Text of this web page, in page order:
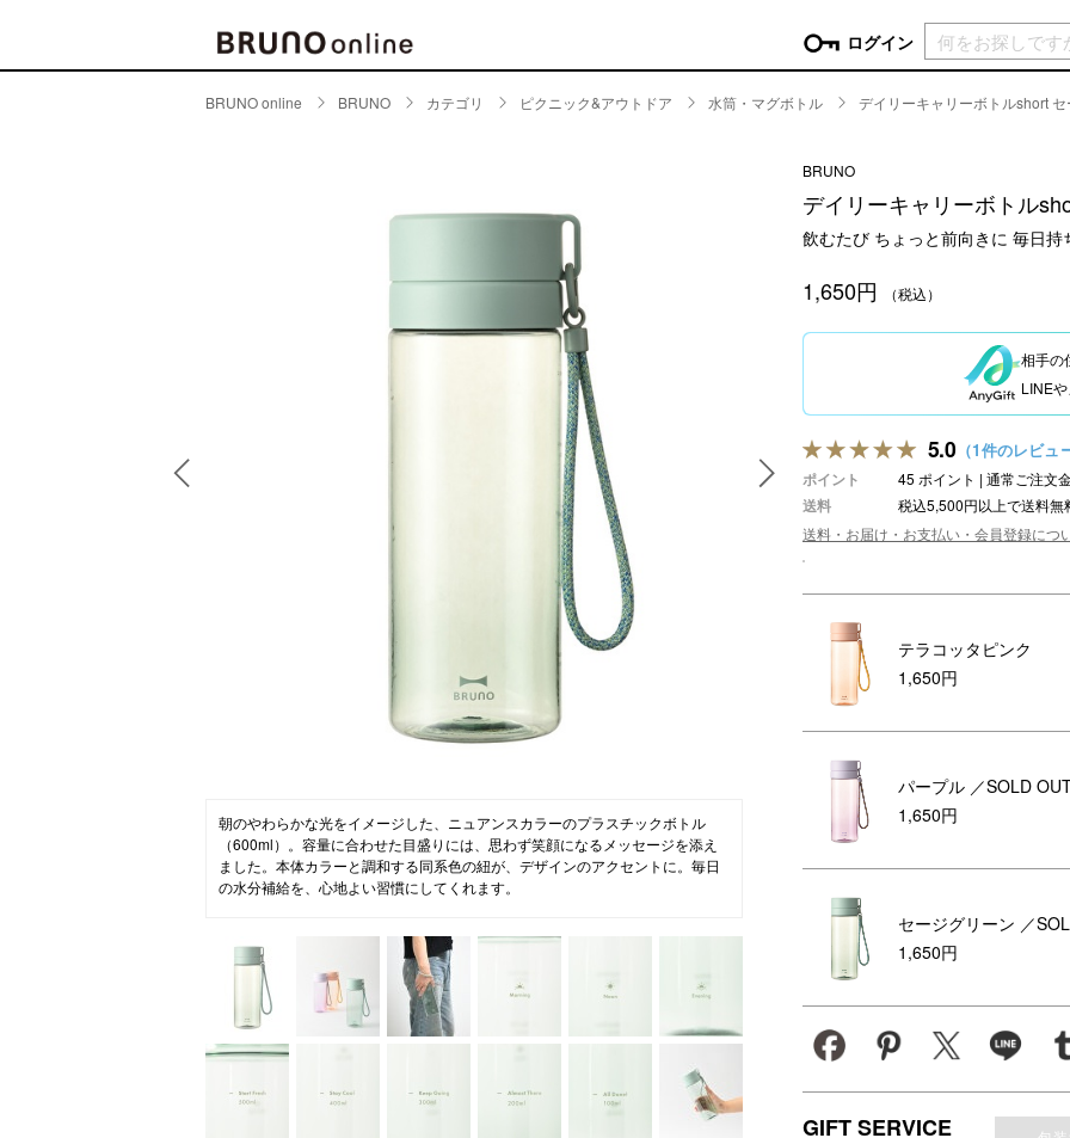
ログイン
ログイン
現在
キッチン家電
キッチンツール
キッチンファブリック
インテリア
家具・収納
ピクニックアイテム
ランチボックス・弁当箱
ランチバッグ・クーラートート
その他ピクニックアイテム
スキンケア・フェイスケア
ヘアケア
ボディケア
アロマ
ファッション・トラベル
トラベル小物
ファッション雑貨
おもちゃ・トイ
ファッション
その他ベビー・キッズアイテム
BRUNO online BRUNO カテゴリ ピクニック&アウトドア 水筒・マグボトル デイリーキャリーボトルshort
朝のやわらかな光をイメージした、ニュアンスカラーのプラスチックボトル
（600ml）。容量に合わせた目盛りには、思わず笑顔になるメッセージを添え
ました。本体カラーと調和する同系色の紐が、デザインのアクセントに。毎日
の水分補給を、心地よい習慣にしてくれます。
BRUNO
デイリーキャリーボトル
飲むたび ちょっと前向きに 毎日
1,650円 （税込）
相手の
LINE
5.0 （1件のレビュ
ポイント 45 ポイント | 通常ご注文
送料
税込5,500円以上で送料
送料・お届け・お支払い・会員登録につ
テラコッタピンク
1,650円
パープル ／SOLD
1,650円
セージグリーン ／
1,650円
GIFT SERVICE